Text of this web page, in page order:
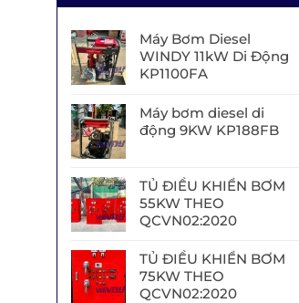
Máy Bơm Diesel
WINDY 11kW Di Động
KP1100FA
Máy bơm diesel di
động 9KW KP188FB
TỦ ĐIỀU KHIỂN BƠM
55KW THEO
QCVN02:2020
TỦ ĐIỀU KHIỂN BƠM
75KW THEO
QCVN02:2020